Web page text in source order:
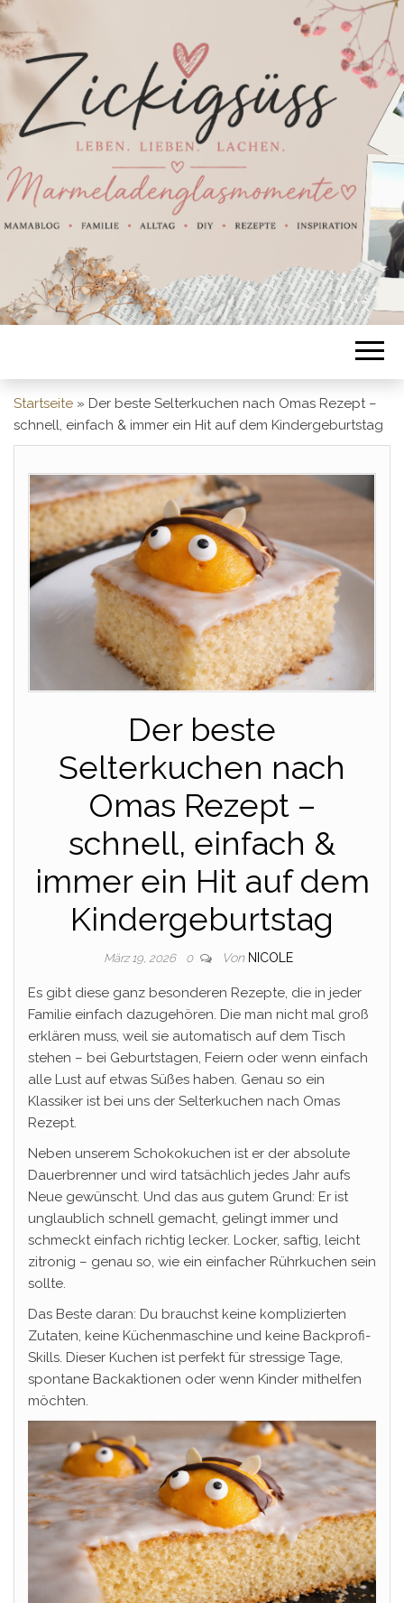
Startseite » Der beste Selterkuchen nach Omas Rezept –
schnell, einfach & immer ein Hit auf dem Kindergeburtstag
Der beste
Selterkuchen nach
Omas Rezept –
schnell, einfach &
immer ein Hit auf dem
Kindergeburtstag
März 19, 2026 0 Von NICOLE
Es gibt diese ganz besonderen Rezepte, die in jeder
Familie einfach dazugehören. Die man nicht mal groß
erklären muss, weil sie automatisch auf dem Tisch
stehen – bei Geburtstagen, Feiern oder wenn einfach
alle Lust auf etwas Süßes haben. Genau so ein
Klassiker ist bei uns der Selterkuchen nach Omas
Rezept.
Neben unserem Schokokuchen ist er der absolute
Dauerbrenner und wird tatsächlich jedes Jahr aufs
Neue gewünscht. Und das aus gutem Grund: Er ist
unglaublich schnell gemacht, gelingt immer und
schmeckt einfach richtig lecker. Locker, saftig, leicht
zitronig – genau so, wie ein einfacher Rührkuchen sein
sollte.
Das Beste daran: Du brauchst keine komplizierten
Zutaten, keine Küchenmaschine und keine Backprofi-
Skills. Dieser Kuchen ist perfekt für stressige Tage,
spontane Backaktionen oder wenn Kinder mithelfen
möchten.